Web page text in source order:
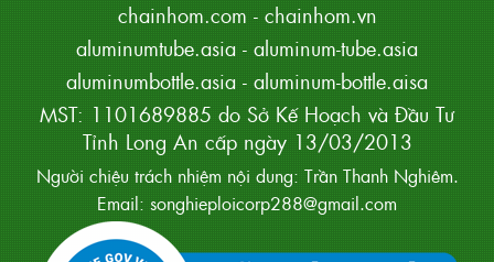
chainhom.com - chainhom.vn
aluminumtube.asia - aluminum-tube.asia
aluminumbottle.asia - aluminum-bottle.aisa
MST: 1101689885 do Sở Kế Hoạch và Đầu Tư
Tỉnh Long An cấp ngày 13/03/2013
Người chiệu trách nhiệm nội dung: Trần Thanh Nghiêm.
Email: songhieploicorp288@gmail.com